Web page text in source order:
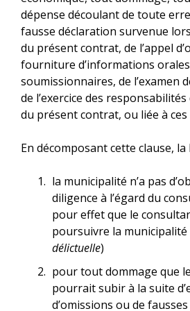
dépense découlant de toute
fausse déclaration survenue
du présent contrat, de l’appel
fourniture d’informations
soumissionnaires, de l’examen
de l’exercice des
du présent contrat, ou liée à ces
En décomposant cette clause, la
la municipalité n’a pas
diligence à l’égard du
pour effet que le
poursuivre la municipalité
délictuelle)
pour tout dommage que
pourrait subir à la suite
d’omissions ou de